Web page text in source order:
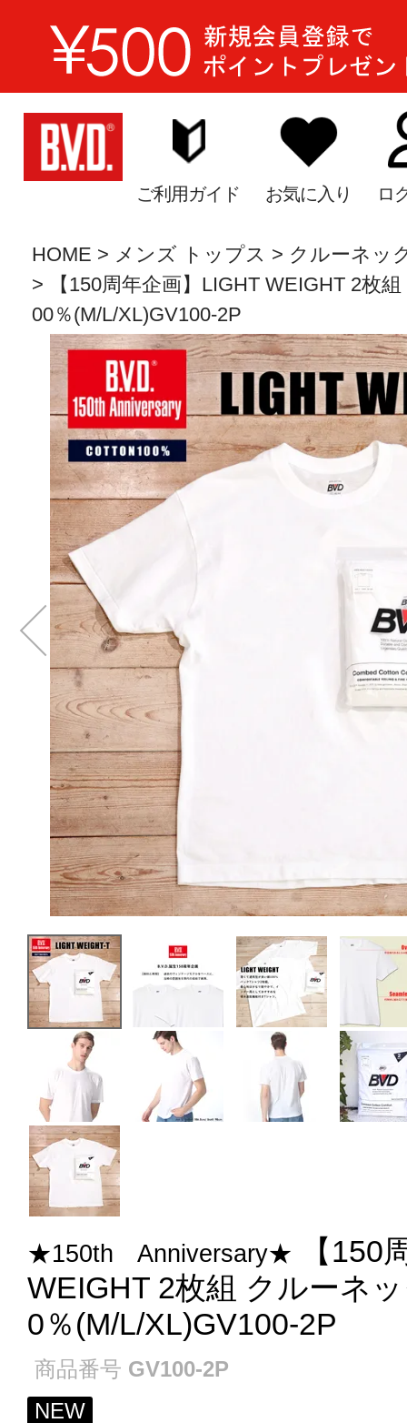
ご利用ガイド お気に入り ロ
HOME メンズ トップス
クルーネッ
【150周年企画】LIGHT WEIGHT 2枚
00％(M/L/XL)GV100-2P
★150th Anniversary★
【150
WEIGHT 2枚組 クルーネ
0％(M/L/XL)GV100-2P
商品番号 GV100-2P
NEW